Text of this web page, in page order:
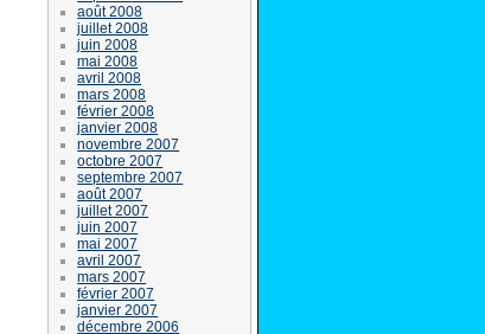
août 2008
juillet 2008
juin 2008
mai 2008
avril 2008
mars 2008
février 2008
janvier 2008
novembre 2007
octobre 2007
septembre 2007
août 2007
juillet 2007
juin 2007
mai 2007
avril 2007
mars 2007
février 2007
janvier 2007
décembre 2006